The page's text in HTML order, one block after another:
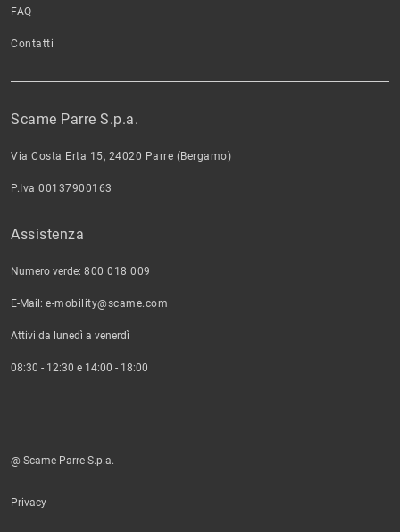
Scame Parre S.p.a.
Via Costa Erta 15, 24020 Parre (Bergamo)
P.Iva 00137900163
Assistenza
Numero verde: 800 018 009
E-Mail: e-mobility@scame.com
Attivi da lunedì a venerdì
08:30 - 12:30 e 14:00 - 18:00
FAQ
Contatti
@ Scame Parre S.p.a.
Privacy